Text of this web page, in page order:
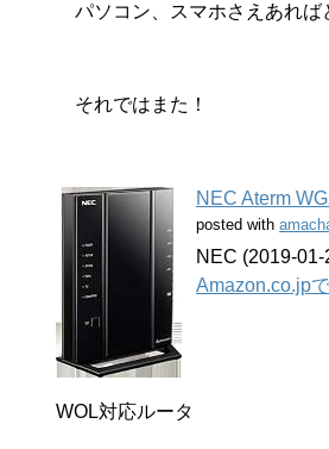
パソコン、スマホさえあれば
それではまた！
NEC Aterm
posted with
NEC (2019-01-
Amazon.co.jp
WOL対応ルータ